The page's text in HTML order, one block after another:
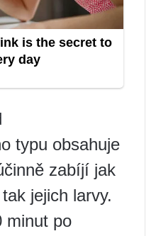
typu obsahuje
zabíjí jak
jejich larvy.
minut po